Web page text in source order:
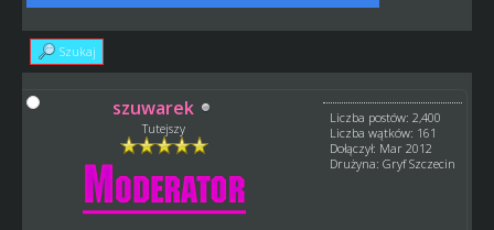
Szukaj
szuwarek
Tutejszy
Liczba postów: 2,400
Liczba wątków: 161
Dołączył: Mar 2012
Drużyna: Gryf Szczecin